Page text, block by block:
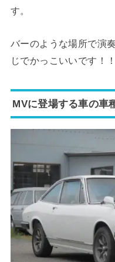
す。
バーのような場所で演
じでかっこいいです！！
MVに登場する車の車